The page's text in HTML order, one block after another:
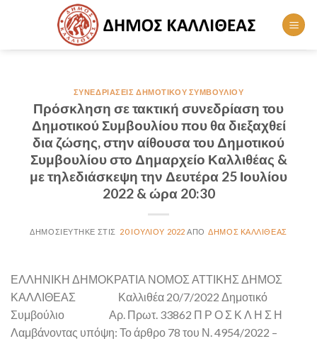
ΣΥΝΕΔΡΙΆΣΕΙΣ ΔΗΜΟΤΙΚΟΎ ΣΥΜΒΟΥΛΊΟΥ
Πρόσκληση σε τακτική συνεδρίαση του
Δημοτικού Συμβουλίου που θα διεξαχθεί
δια ζώσης, στην αίθουσα του Δημοτικού
Συμβουλίου στο Δημαρχείο Καλλιθέας &
με τηλεδιάσκεψη την Δευτέρα 25 Ιουλίου
2022 & ώρα 20:30
20 ΙΟΥΛΊΟΥ 2022 ΔΉΜΟΣ ΚΑΛΛΙΘΈΑΣ
ΕΛΛΗΝΙΚΗ ΔΗΜΟΚΡΑΤΙΑ ΝΟΜΟΣ ΑΤΤΙΚΗΣ ΔΗΜΟΣ
ΚΑΛΛΙΘΕΑΣ Καλλιθέα 20/7/2022 Δημοτικό
Συμβούλιο Αρ. Πρωτ. 33862 Π Ρ Ο Σ Κ Λ Η Σ Η
Λαμβάνοντας υπόψη: Το άρθρο 78 του Ν. 4954/2022 –